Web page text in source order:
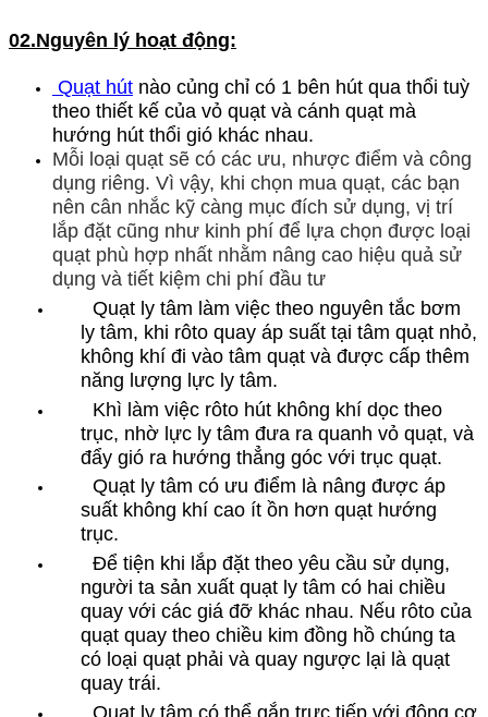
02.Nguyên lý hoạt động:
Quạt hút nào củng chỉ có 1 bên hút qua thổi tuỳ
theo thiết kế của vỏ quạt và cánh quạt mà
hướng hút thổi gió khác nhau.
Mỗi loại quạt sẽ có các ưu, nhược điểm và công
dụng riêng. Vì vậy, khi chọn mua quạt, các bạn
nên cân nhắc kỹ càng mục đích sử dụng, vị trí
lắp đặt cũng như kinh phí để lựa chọn được loại
quạt phù hợp nhất nhằm nâng cao hiệu quả sử
dụng và tiết kiệm chi phí đầu tư
Quạt ly tâm làm việc theo nguyên tắc bơm
ly tâm, khi rôto quay áp suất tại tâm quạt nhỏ,
không khí đi vào tâm quạt và được cấp thêm
năng lượng lực ly tâm.
Khì làm việc rôto hút không khí dọc theo
trục, nhờ lực ly tâm đưa ra quanh vỏ quạt, và
đẩy gió ra hướng thẳng góc với trục quạt.
Quạt ly tâm có ưu điểm là nâng được áp
suất không khí cao ít ồn hơn quạt hướng
trục.
Để tiện khi lắp đặt theo yêu cầu sử dụng,
người ta sản xuất quạt ly tâm có hai chiều
quay với các giá đỡ khác nhau. Nếu rôto của
quạt quay theo chiều kim đồng hồ chúng ta
có loại quạt phải và quay ngược lại là quạt
quay trái.
Quạt ly tâm có thể gắn trực tiếp với động cơ